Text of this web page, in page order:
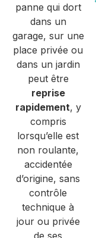
panne qui dort
dans un
garage, sur une
place privée ou
dans un jardin
peut être
reprise
rapidement, y
compris
lorsqu’elle est
non roulante,
accidentée
d’origine, sans
contrôle
technique à
jour ou privée